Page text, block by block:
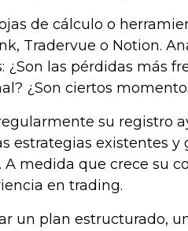
de cálculo o
Tradervue o Notion.
¿Son las pérdidas más
¿Son ciertos
su registro
estrategias existentes y
A medida que crece su
en trading.
un plan estructurado,